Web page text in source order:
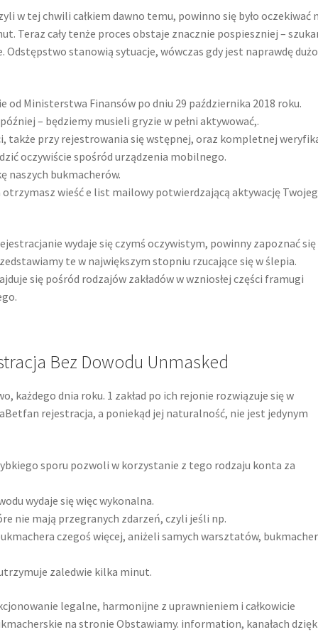
w tej chwili całkiem dawno temu, powinno się było oczekiwać
Teraz cały tenże proces obstaje znacznie pospieszniej –
stanowią sytuacje, wówczas gdy jest naprawdę dużo
od Ministerstwa Finansów po dniu 29 października 2018 roku.
– będziemy musieli gryzie w pełni aktywować,.
także przy rejestrowania się wstępnej, oraz kompletnej
oczywiście spośród urządzenia mobilnego.
naszych bukmacherów.
otrzymasz wieść e list mailowy potwierdzającą aktywację
wydaje się czymś oczywistym, powinny zapoznać się
te w największym stopniu rzucające się w ślepia.
się pośród rodzajów zakładów w wzniosłej części framugi
Bez Dowodu Unmasked
każdego dnia roku. 1 zakład po ich rejonie rozwiązuje się w
rejestracja, a poniekąd jej naturalność, nie jest jedynym
sporu pozwoli w korzystanie z tego rodzaju konta za
wydaje się więc wykonalna.
nie mają przegranych zdarzeń, czyli jeśli np.
czegoś więcej, aniżeli samych warsztatów, bukmacher
zaledwie kilka minut.
legalne, harmonijne z uprawnieniem i całkowicie
na stronie Obstawiamy. information, kanałach